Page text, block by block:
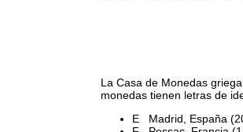
La Casa de Monedas
monedas tienen letras de
E Madrid, España